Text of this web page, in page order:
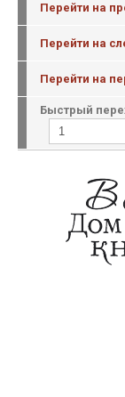
Перейти на
Перейти на
Перейти на
Быстрый